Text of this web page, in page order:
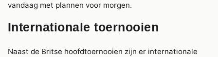
vandaag met plannen voor morgen.
Internationale toernooien
Naast de Britse hoofdtoernooien zijn er internationale